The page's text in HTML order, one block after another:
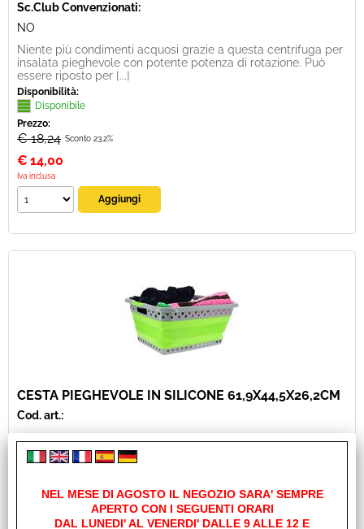
Sc.Club Convenzionati:
NO
Niente più condimenti acquosi grazie a questa centrifuga per
insalata pieghevole con potente potenza di rotazione. Può
essere riposto per [...]
Disponibilità:
Disponibile
Prezzo:
€ 18,24 Sconto 23.2%
€ 14,00
Iva inclusa
CESTA PIEGHEVOLE IN SILICONE 61,9X44,5X26,2CM
Cod. art.:
20127
Marca:
Unità di misura:
NEL MESE DI AGOSTO IL NEGOZIO SARA' SEMPRE
APERTO CON I SEGUENTI ORARI
DAL LUNEDI' AL VENERDI' DALLE 9 ALLE 12 E